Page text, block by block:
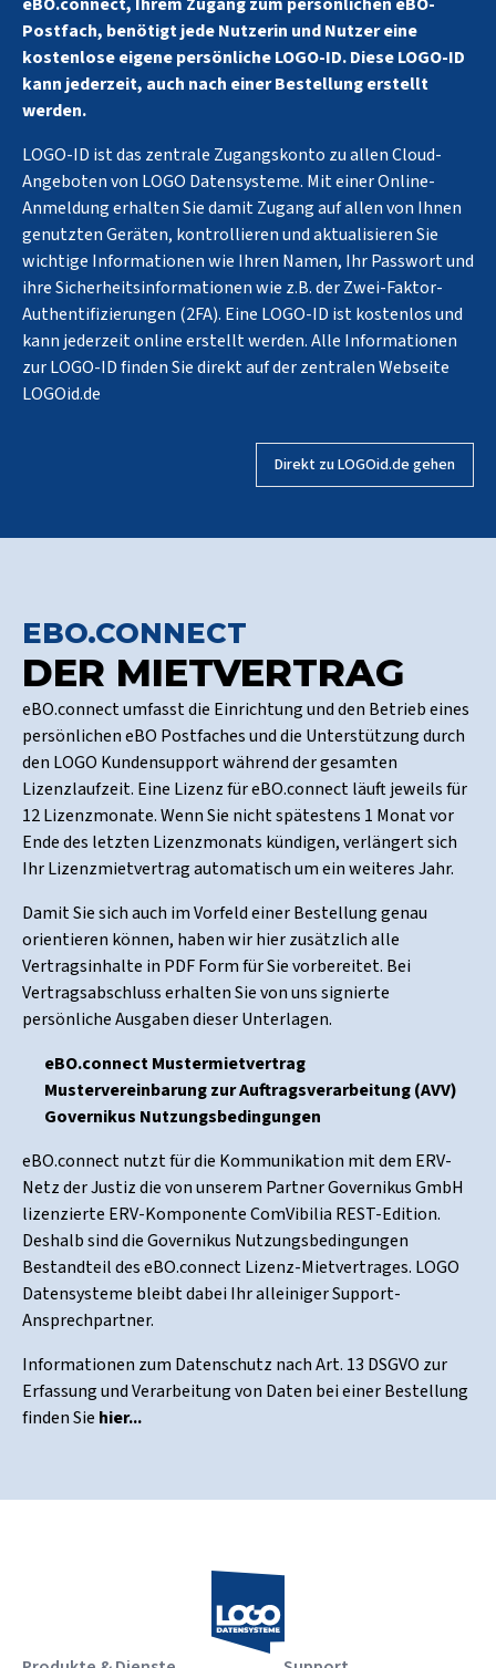
Postfach, benötigt jede Nutzerin und Nutzer eine
kostenlose eigene persönliche LOGO-ID. Diese LOGO-ID
kann jederzeit, auch nach einer Bestellung erstellt
werden.
LOGO-ID ist das zentrale Zugangskonto zu allen Cloud-
Angeboten von LOGO Datensysteme. Mit einer Online-
Anmeldung erhalten Sie damit Zugang auf allen von Ihnen
genutzten Geräten, kontrollieren und aktualisieren Sie
wichtige Informationen wie Ihren Namen, Ihr Passwort und
ihre Sicherheitsinformationen wie z.B. der Zwei-Faktor-
Authentifizierungen (2FA). Eine LOGO-ID ist kostenlos und
kann jederzeit online erstellt werden. Alle Informationen
zur LOGO-ID finden Sie direkt auf der zentralen Webseite
LOGOid.de
Direkt zu LOGOid.de gehen
EBO.CONNECT
DER MIETVERTRAG
eBO.connect umfasst die Einrichtung und den Betrieb eines
persönlichen eBO Postfaches und die Unterstützung durch
den LOGO Kundensupport während der gesamten
Lizenzlaufzeit. Eine Lizenz für eBO.connect läuft jeweils für
12 Lizenzmonate. Wenn Sie nicht spätestens 1 Monat vor
Ende des letzten Lizenzmonats kündigen, verlängert sich
Ihr Lizenzmietvertrag automatisch um ein weiteres Jahr.
Damit Sie sich auch im Vorfeld einer Bestellung genau
orientieren können, haben wir hier zusätzlich alle
Vertragsinhalte in PDF Form für Sie vorbereitet. Bei
Vertragsabschluss erhalten Sie von uns signierte
persönliche Ausgaben dieser Unterlagen.
eBO.connect Mustermietvertrag
Mustervereinbarung zur Auftragsverarbeitung (AVV)
Governikus Nutzungsbedingungen
eBO.connect nutzt für die Kommunikation mit dem ERV-
Netz der Justiz die von unserem Partner Governikus GmbH
lizenzierte ERV-Komponente ComVibilia REST-Edition.
Deshalb sind die Governikus Nutzungsbedingungen
Bestandteil des eBO.connect Lizenz-Mietvertrages. LOGO
Datensysteme bleibt dabei Ihr alleiniger Support-
Ansprechpartner.
Informationen zum Datenschutz nach Art. 13 DSGVO zur
Erfassung und Verarbeitung von Daten bei einer Bestellung
finden Sie hier...